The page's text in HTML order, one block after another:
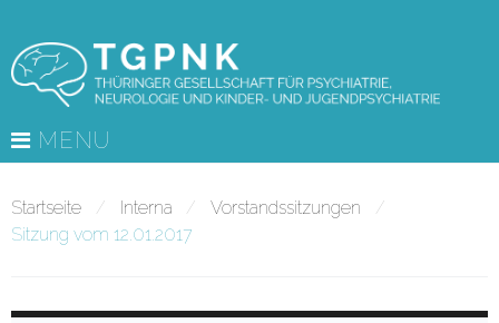
content
MENU
Startseite / Interna / Vorstandssitzungen
/
Sitzung vom 12.01.2017